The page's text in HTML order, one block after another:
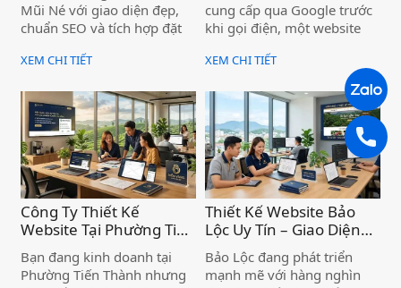
Mũi Né với giao diện đẹp,
chuẩn SEO và tích hợp đặt
sở của bạn tiếp cận khách
Google.
XEM CHI TIẾT
cung cấp qua Google trước
khi gọi điện, một website
nghiệp không còn là "có thì
tốt" — mà là điều kiện để
doanh nghiệp được tin
tưởng và lựa chọn. Nếu bạn
đang kinh doanh tại xã Vĩnh
Hảo mà chưa có website,
hoặc website cũ đã lỗi thời,
bạn đang để đối thủ vượt
lên phía trước mỗi ngày.
XEM CHI TIẾT
Công Ty Thiết Kế
Website Tại Phường Tiến
Thành – Chuẩn SEO,
Hiệu Quả Cho Doanh
Nghiệp )
Bạn đang kinh doanh tại
Phường Tiến Thành nhưng
Thiết Kế Website Bảo
Lộc Uy Tín – Giao Diện
Đẹp, Hỗ Trợ Tận Tâm )
Bảo Lộc đang phát triển
mạnh mẽ với hàng nghìn